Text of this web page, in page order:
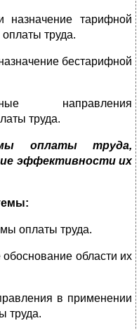
назначение тарифной
труда.
бестарифной
направления
труда.
оплаты труда,
эффективности их
оплаты труда.
области их
в применении
труда.